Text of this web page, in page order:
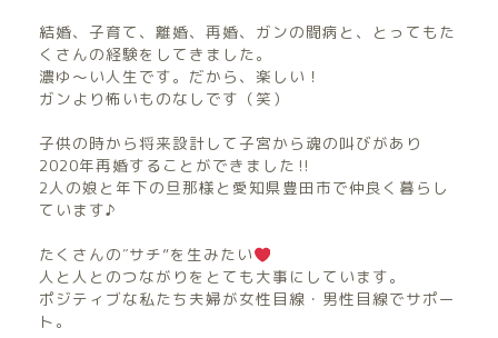
結婚、子育て、離婚、再婚、ガンの闘病と、とってもた
くさんの経験をしてきました。
濃ゆ〜い人生です。だから、楽しい！
ガンより怖いものなしです（笑）
子供の時から将来設計して子宮から魂の叫びがあり
2020年再婚することができました‼︎
2人の娘と年下の旦那様と愛知県豊田市で仲良く暮らし
ています♪
たくさんの″サチ”を生みたい
人と人とのつながりをとても大事にしています。
ポジティブな私たち夫婦が女性目線・男性目線でサポー
ト。